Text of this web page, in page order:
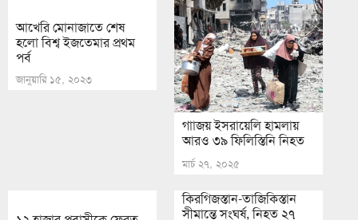
আখেরি মোনাজাতে শেষ
হলো বিশ্ব ইজতেমার প্রথম
পর্ব
জানুয়ারি ১৫, ২০২৩
গাাজয় ইসরায়েলি হামলায়
আরও ৩৯ ফিলিস্তিনি নিহত
মার্চ ২৭, ২০২৫
কিরগিজস্তান-তাজিকিস্তান
সীমান্তে সংঘর্ষ, নিহত ২৭